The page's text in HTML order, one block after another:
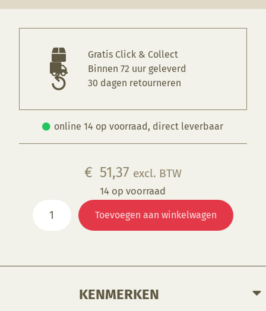
Gratis Click & Collect
Binnen 72 uur geleverd
30 dagen retourneren
online 14 op voorraad, direct leverbaar
€ 51,37 excl. BTW
14 op voorraad
Druktechnieken
aantal
Toevoegen aan winkelwagen
KENMERKEN